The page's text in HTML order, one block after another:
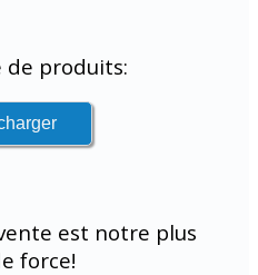
de produits:
est notre plus
force!